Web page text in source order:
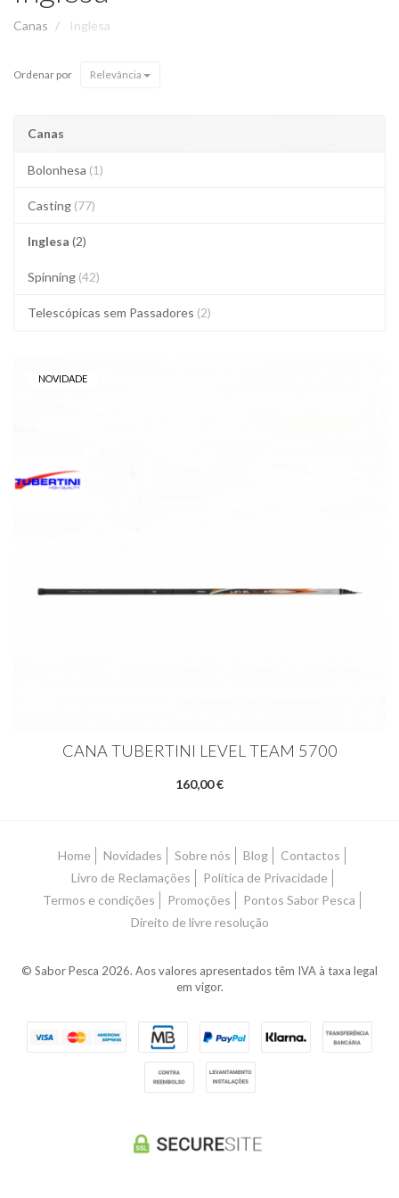
Canas Inglesa
Ordenar por Relevância
Canas
Bolonhesa (1)
Casting (77)
Inglesa (2)
Spinning (42)
Telescópicas sem Passadores (2)
NOVIDADE
CANA TUBERTINI LEVEL TEAM 5700
160,00 €
Home Novidades Sobre nós Blog
Contactos
Livro de Reclamações
Política de Privacidade
Termos e condições
Promoções
Pontos Sabor Pesca
Direito de livre resolução
© Sabor Pesca 2026. Aos valores apresentados têm IVA à taxa legal
em vigor.